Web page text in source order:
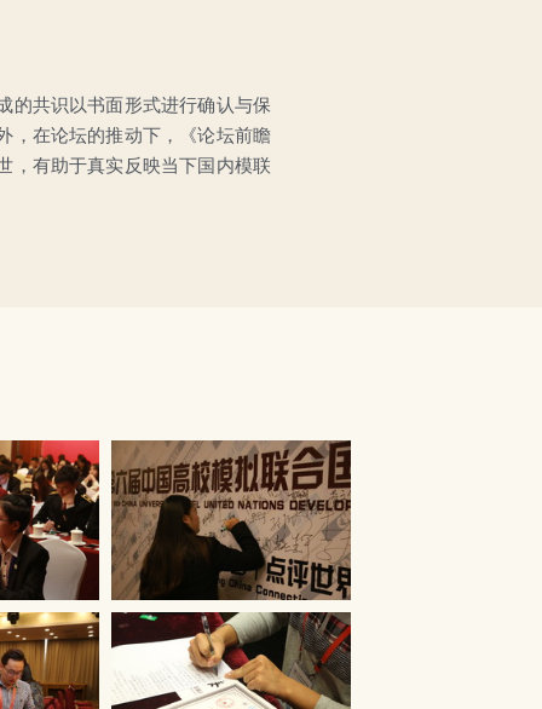
的共识以书面形式进行确认与保
，在论坛的推动下，《论坛前瞻
，有助于真实反映当下国内模联